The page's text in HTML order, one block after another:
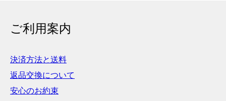
ご利用案内
決済方法と送料
返品交換について
安心のお約束